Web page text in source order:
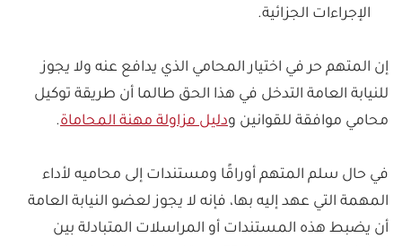
الإجراءات الجزائية.
إن المتهم حر في اختيار المحامي الذي يدافع عنه ولا يجوز
للنيابة العامة التدخل في هذا الحق طالما أن طريقة توكيل
محامي موافقة للقوانين ودليل مزاولة مهنة المحاماة.
في حال سلم المتهم أوراقًا ومستندات إلى محاميه لأداء
المهمة التي عهد إليه بها، فإنه لا يجوز لعضو النيابة العامة
أن يضبط هذه المستندات أو المراسلات المتبادلة بين